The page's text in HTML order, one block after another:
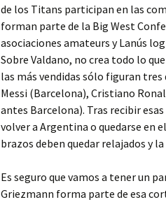
de los Titans participan en las
forman parte de la Big West
asociaciones amateurs y Lanús
Sobre Valdano, no crea todo lo
las más vendidas sólo figuran
Messi (Barcelona), Cristiano
antes Barcelona). Tras recibir
volver a Argentina o quedarse en
brazos deben quedar relajados y
Es seguro que vamos a tener un
Griezmann forma parte de esa